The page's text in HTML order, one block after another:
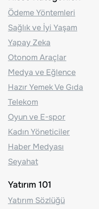
Ödeme Yöntemleri
Sağlık ve İyi Yaşam
Yapay Zeka
Otonom Araçlar
Medya ve Eğlence
Hazır Yemek Ve Gıda
Telekom
Oyun ve E-spor
Kadın Yöneticiler
Haber Medyası
Seyahat
Yatırım 101
Yatırım Sözlüğü